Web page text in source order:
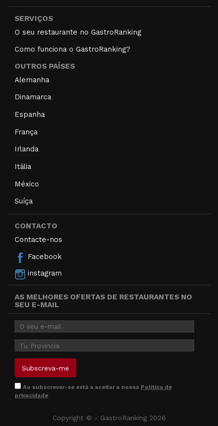
SERVIÇOS
O seu restaurante no GastroRanking
Como funciona o GastroRanking?
OUTROS PAÍSES
Alemanha
Dinamarca
Espanha
França
Irlanda
Itália
México
Suíça
CONTACTO
Contacte-nos
Facebook
instagram
AS MELHORES OFERTAS DE RESTAURANTES NO
SEU E-MAIL
Ao subscrever-se está a aceitar a nossa Política de
privacidade
Copyright © - GastroRanking 2026